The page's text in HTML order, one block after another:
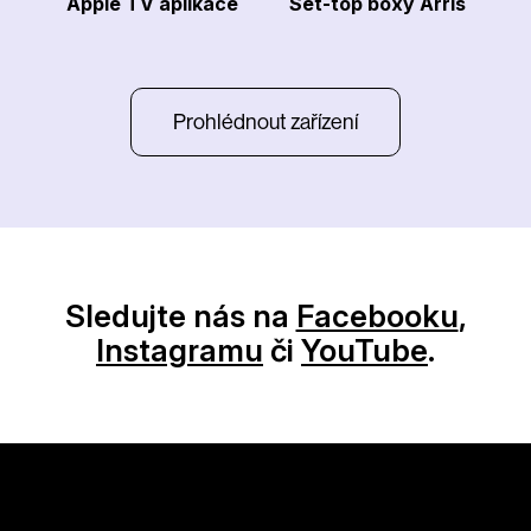
Prohlédnout zařízení
Sledujte nás na Facebooku,
Instagramu či YouTube.